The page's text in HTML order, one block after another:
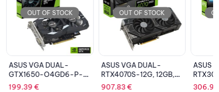
OUT OF STOCK
ASUS VGA DUAL-
GTX1650-O4GD6-P-
EVO, 4GB, GDDR6
199.39€
OUT OF STOCK
ASUS VGA DUAL-
RTX4070S-12G, 12GB,
GDDR6X
907.83€
ASUS
GDDR6
306.97